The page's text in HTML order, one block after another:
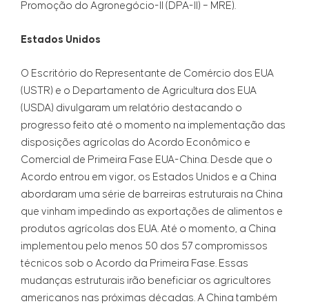
Promoção do Agronegócio-II (DPA-II) – MRE).
Estados Unidos
O Escritório do Representante de Comércio dos EUA
(USTR) e o Departamento de Agricultura dos EUA
(USDA) divulgaram um relatório destacando o
progresso feito até o momento na implementação das
disposições agrícolas do Acordo Econômico e
Comercial de Primeira Fase EUA-China. Desde que o
Acordo entrou em vigor, os Estados Unidos e a China
abordaram uma série de barreiras estruturais na China
que vinham impedindo as exportações de alimentos e
produtos agrícolas dos EUA. Até o momento, a China
implementou pelo menos 50 dos 57 compromissos
técnicos sob o Acordo da Primeira Fase. Essas
mudanças estruturais irão beneficiar os agricultores
americanos nas próximas décadas. A China também